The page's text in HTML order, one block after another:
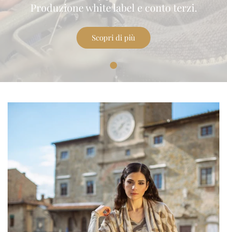
Produzione white label e conto terzi.
Scopri di più